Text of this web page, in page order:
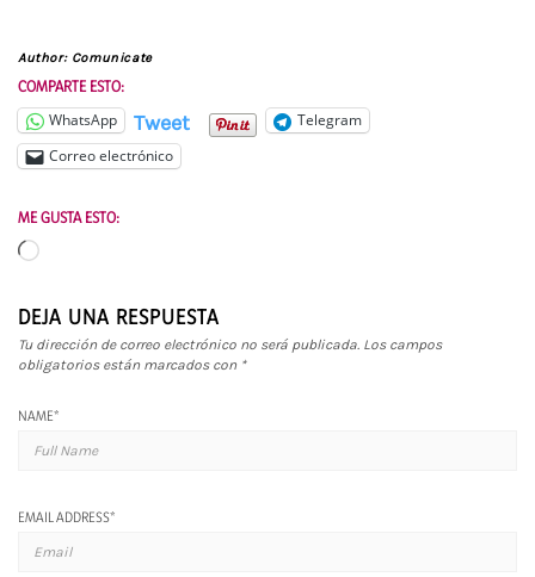
Author: Comunicate
COMPARTE ESTO:
WhatsApp Tweet
Telegram
Correo electrónico
ME GUSTA ESTO:
Cargando...
DEJA UNA RESPUESTA
Tu dirección de correo electrónico no será publicada. Los campos
obligatorios están marcados con *
NAME*
EMAIL ADDRESS*